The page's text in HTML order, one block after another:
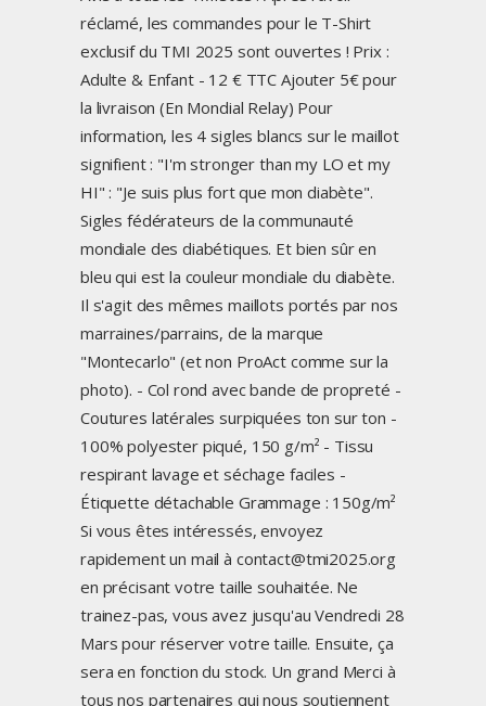
réclamé, les commandes pour le T-Shirt
exclusif du TMI 2025 sont ouvertes ! Prix :
Adulte & Enfant - 12 € TTC Ajouter 5€ pour
la livraison (En Mondial Relay) Pour
information, les 4 sigles blancs sur le maillot
signifient : "I'm stronger than my LO et my
HI" : "Je suis plus fort que mon diabète".
Sigles fédérateurs de la communauté
mondiale des diabétiques. Et bien sûr en
bleu qui est la couleur mondiale du diabète.
Il s'agit des mêmes maillots portés par nos
marraines/parrains, de la marque
"Montecarlo" (et non ProAct comme sur la
photo). - Col rond avec bande de propreté -
Coutures latérales surpiquées ton sur ton -
100% polyester piqué, 150 g/m² - Tissu
respirant lavage et séchage faciles -
Étiquette détachable Grammage : 150g/m²
Si vous êtes intéressés, envoyez
rapidement un mail à contact@tmi2025.org
en précisant votre taille souhaitée. Ne
trainez-pas, vous avez jusqu'au Vendredi 28
Mars pour réserver votre taille. Ensuite, ça
sera en fonction du stock. Un grand Merci à
tous nos partenaires qui nous soutiennent